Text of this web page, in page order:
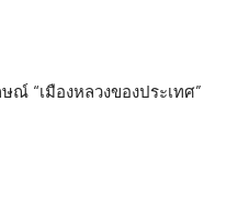
“เมืองหลวงของประเทศ”